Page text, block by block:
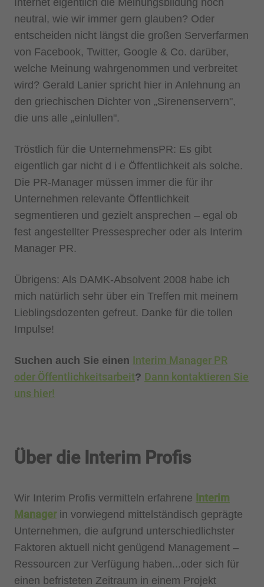
neutral, wie wir immer gern glauben? Oder
entscheiden nicht längst die großen Serverfarmen
von Facebook, Twitter, Google & Co. darüber,
welche Meinung wahrgenommen und verbreitet
wird? Gerald Lanier spricht hier in Anlehnung an
den griechischen Dichter von „Sirenenservern",
die uns alle „einlullen".
Tröstlich für die UnternehmensPR: Es gibt
eigentlich gar nicht d i e Öffentlichkeit als solche.
Die PR-Manager müssen immer die für ihr
Unternehmen relevante Öffentlichkeit
segmentieren und gezielt ansprechen – egal ob
fest angestellter Pressesprecher oder als Interim
Manager PR.
Übrigens: Als DAMK-Absolvent 2008 habe ich
mich natürlich sehr über ein Treffen mit meinem
Lieblingsdozenten gefreut. Danke für die tollen
Impulse!
Suchen auch Sie einen Interim Manager PR
oder Öffentlichkeitsarbeit? Dann kontaktieren Sie
uns hier!
Über die Interim Profis
Wir Interim Profis vermitteln erfahrene Interim
Managerin vorwiegend mittelständisch geprägte
Unternehmen, die aufgrund unterschiedlichster
Faktoren aktuell nicht genügend Management –
Ressourcen zur Verfügung haben...oder sich für
einen befristeten Zeitraum in einem Projekt